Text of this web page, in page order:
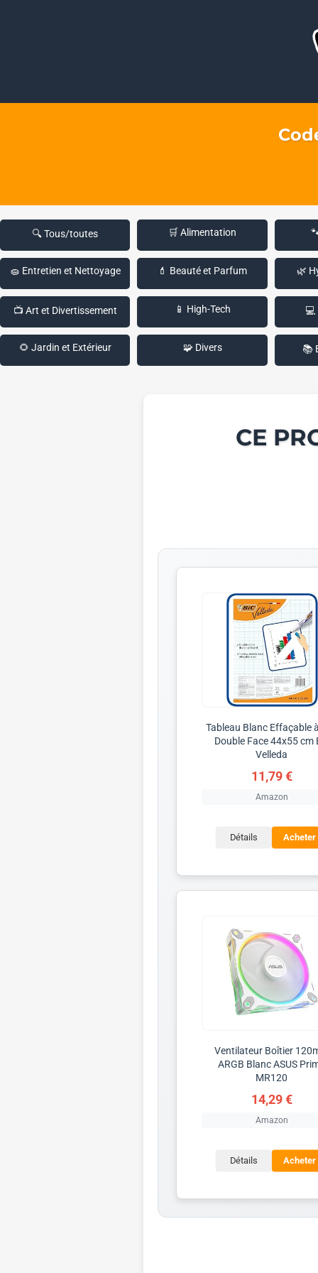
🔍 Tous/toutes 🛒 Alimentation
🧽 Entretien et Nettoyage 💄 Beauté et Parfum 🌿
📺 Art et Divertissement 📱 High-Tech 💻
🌻 Jardin et Extérieur 🧩 Divers 📚
CE
Tableau Blanc Effaçable
Double Face 44x55 cm
Velleda
11,79 €
Amazon
Détails Acheter
Ventilateur Boîtier
ARGB Blanc ASUS
MR120
14,29 €
Amazon
Détails Acheter